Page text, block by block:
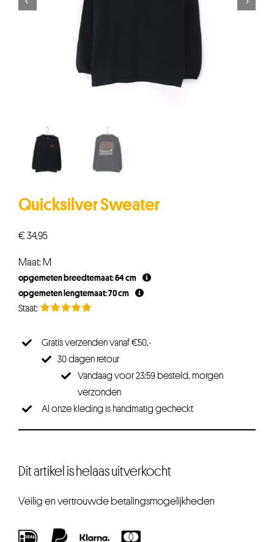
Quicksilver Sweater
€34,95
Maat: M
opgemeten breedtemaat: 64 cm
opgemeten lengtemaat: 70 cm
Gratis verzenden vanaf €50,-
30 dagen retour
Vandaag voor 23:59 besteld, morgen
verzonden
Al onze kleding is handmatig gecheckt
Dit artikel is helaas uitverkocht
Veilig en vertrouwde betalingsmogelijkheden